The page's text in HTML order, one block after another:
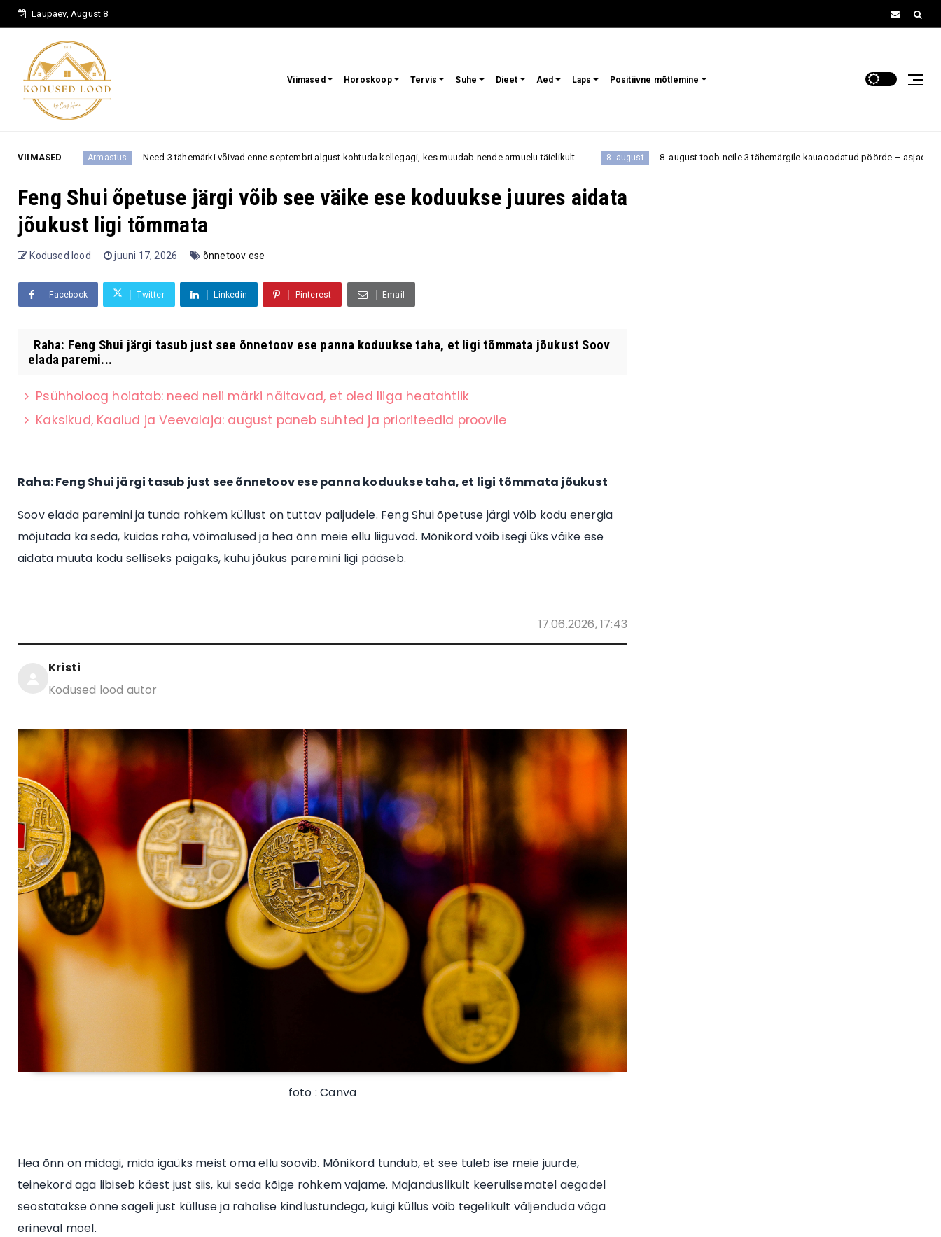
Laupäev, August 8
Viimased Horoskoop Tervis Suhe Dieet Aed Laps Positiivne mõtlemine
VIIMASEDNeed 3 tähemärki võivad enne septembri algust kohtuda kellegagi, kes muudab nende armuelu täielikult 8. august 8. august toob neile 3 tähemärgile kauaoodatud pöörde – asjad hakkavad lõpuks liikuma
Feng Shui õpetuse järgi võib see väike ese koduukse juures aidata
jõukust ligi tõmmata
Kodused lood juuni 17, 2026 õnnetoov ese
Facebook Twitter Linkedin Pinterest Email
Raha: Feng Shui järgi tasub just see õnnetoov ese panna koduukse taha, et ligi tõmmata jõukust Soov
elada paremi...
Psühholoog hoiatab: need neli märki näitavad, et oled liiga heatahtlik
Kaksikud, Kaalud ja Veevalaja: august paneb suhted ja prioriteedid proovile
Raha: Feng Shui järgi tasub just see õnnetoov ese panna koduukse taha, et ligi tõmmata jõukust
Soov elada paremini ja tunda rohkem küllust on tuttav paljudele. Feng Shui õpetuse järgi võib kodu energia
mõjutada ka seda, kuidas raha, võimalused ja hea õnn meie ellu liiguvad. Mõnikord võib isegi üks väike ese
aidata muuta kodu selliseks paigaks, kuhu jõukus paremini ligi pääseb.
17.06.2026, 17:43
Kristi
Kodused lood autor
foto : Canva
Hea õnn on midagi, mida igaüks meist oma ellu soovib. Mõnikord tundub, et see tuleb ise meie juurde,
teinekord aga libiseb käest just siis, kui seda kõige rohkem vajame. Majanduslikult keerulisematel aegadel
seostatakse õnne sageli just külluse ja rahalise kindlustundega, kuigi küllus võib tegelikult väljenduda väga
erineval moel.